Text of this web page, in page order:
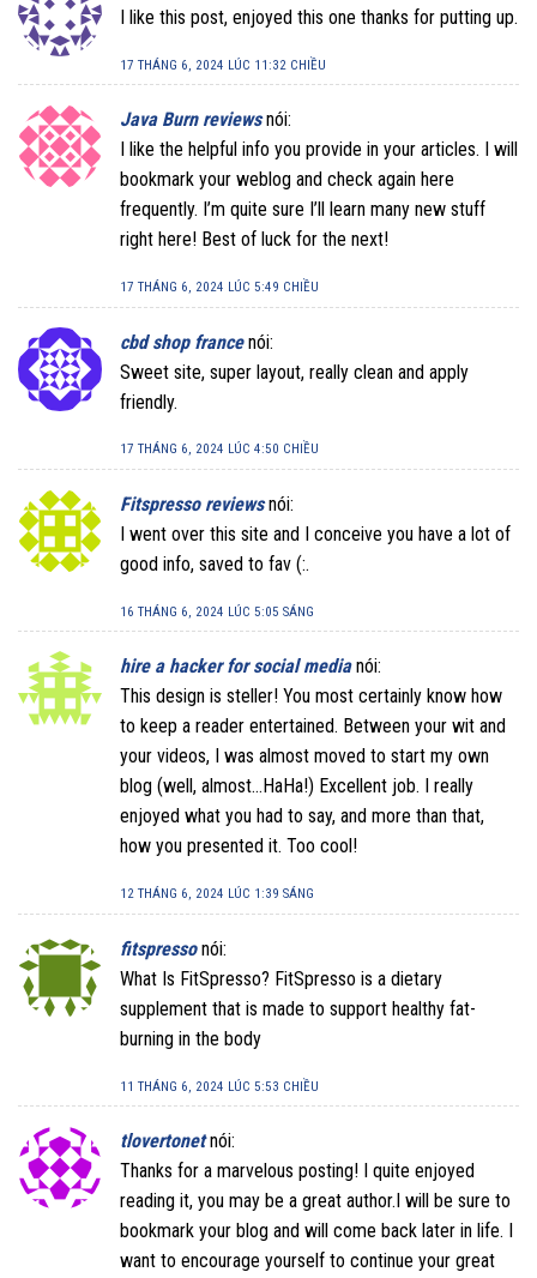
I like this post, enjoyed this one thanks for putting up.
17 THÁNG 6, 2024 LÚC 11:32 CHIỀU
Java Burn reviews nói:
I like the helpful info you provide in your articles. I will
bookmark your weblog and check again here
frequently. I’m quite sure I’ll learn many new stuff
right here! Best of luck for the next!
17 THÁNG 6, 2024 LÚC 5:49 CHIỀU
cbd shop france nói:
Sweet site, super layout, really clean and apply
friendly.
17 THÁNG 6, 2024 LÚC 4:50 CHIỀU
Fitspresso reviews nói:
I went over this site and I conceive you have a lot of
good info, saved to fav (:.
16 THÁNG 6, 2024 LÚC 5:05 SÁNG
hire a hacker for social media nói:
This design is steller! You most certainly know how
to keep a reader entertained. Between your wit and
your videos, I was almost moved to start my own
blog (well, almost…HaHa!) Excellent job. I really
enjoyed what you had to say, and more than that,
how you presented it. Too cool!
12 THÁNG 6, 2024 LÚC 1:39 SÁNG
fitspresso nói:
What Is FitSpresso? FitSpresso is a dietary
supplement that is made to support healthy fat-
burning in the body
11 THÁNG 6, 2024 LÚC 5:53 CHIỀU
tlovertonet nói:
Thanks for a marvelous posting! I quite enjoyed
reading it, you may be a great author.I will be sure to
bookmark your blog and will come back later in life. I
want to encourage yourself to continue your great